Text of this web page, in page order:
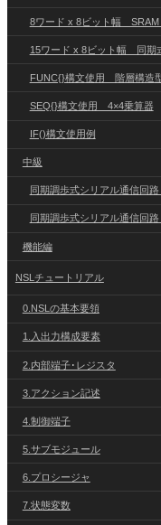
8ワード x 8ビット幅 SRAM
15ワード x 8ビット幅 同
FUNC{}構文使用 階層構造
SEQ{}構文使用 4×4乗算器
IF()構文使用例
中級
同期調歩式シリアル通信回
同期調歩式シリアル通信回
機能編
NSLチュートリアル
0.NSLの基本要領
1.入出力構成要素
2.内部端子･レジスタ
3.アクション記述
4.制御端子
5.サブモジュール
6.プロシージャ
7.状態変数